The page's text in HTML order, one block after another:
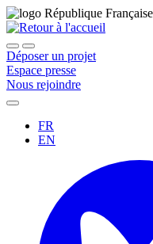
Déposer un projet
Espace presse
Nous rejoindre
FR
EN